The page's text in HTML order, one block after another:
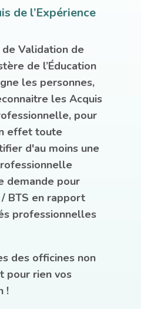
de l’Expérience
Validation de
de l’Éducation
les personnes,
les Acquis
pour
effet toute
d'au moins une
demande pour
BTS en rapport
professionnelles
des officines non
pour rien vos
!